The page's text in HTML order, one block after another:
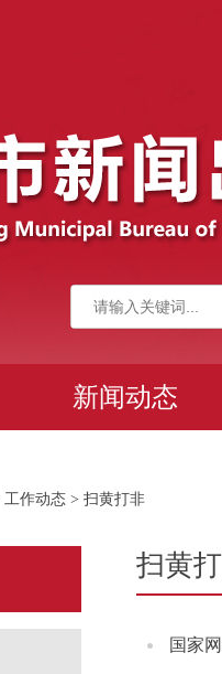
新闻动态
工作动态 > 扫黄打非
扫黄
国家